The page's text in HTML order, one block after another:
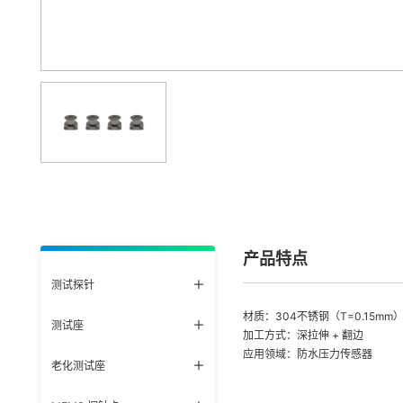
测试探针
测试座
老化测试座
产品特点
材质：304不锈钢（T=0.15mm）
加工方式：深拉伸 + 翻边
应用领域：防水压力传感器